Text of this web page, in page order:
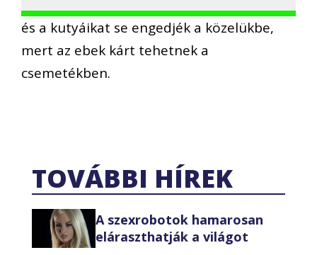
és a kutyáikat se engedjék a közelükbe,
mert az ebek kárt tehetnek a
csemetékben.
TOVÁBBI HÍREK
A szexrobotok hamarosan
eláraszthatják a világot